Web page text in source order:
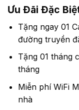
Ưu Đãi Đặc
Tặng ngay 01
đường truyền
Tặng 01 tháng
tháng
Miễn phí WiFi
nhà